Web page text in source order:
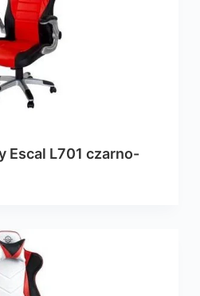
Escal L701 czarno-